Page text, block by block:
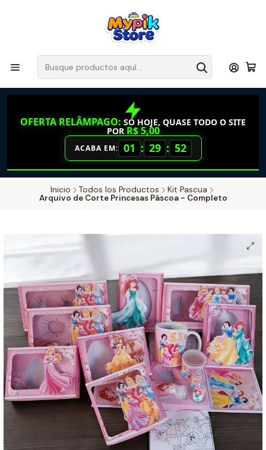
OFERTA RELÂMPAGO: SÓ HOJE, QUASE TODO O SITE
POR R$ 5,00
ACABA EM: 01 : 29 : 51
Inicio Todos los Productos
Kit Pascua
Arquivo de Corte Princesas Páscoa - Completo